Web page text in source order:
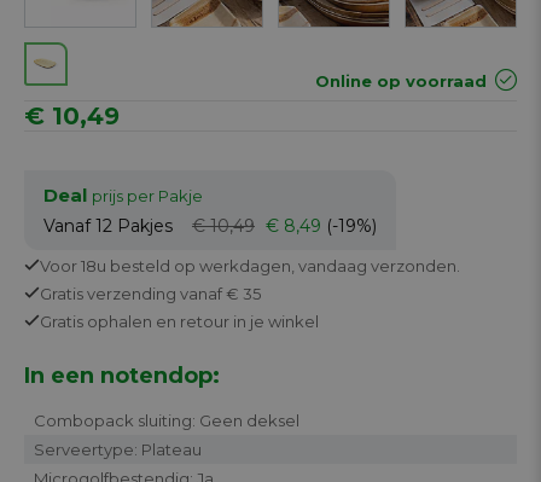
Online op voorraad
€ 10,49
Deal prijs per Pakje
Vanaf 12 Pakjes € 10,49 € 8,49 (-19%)
Voor 18u besteld op werkdagen, vandaag verzonden.
Gratisverzending vanaf € 35
Gratis ophalen en retour in je winkel
In een notendop:
Combopack sluiting: Geen deksel
Serveertype: Plateau
Microgolfbestendig: Ja